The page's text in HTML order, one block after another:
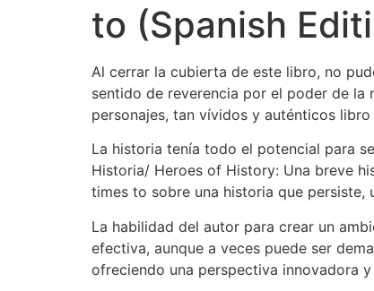
to (Spanish
Al cerrar la cubierta de este libro, no
sentido de reverencia por el poder de
personajes, tan vívidos y auténticos
La historia tenía todo el potencial para
Historia/ Heroes of History: Una breve
times to sobre una historia que persiste,
La habilidad del autor para crear un
efectiva, aunque a veces puede ser
ofreciendo una perspectiva innovadora